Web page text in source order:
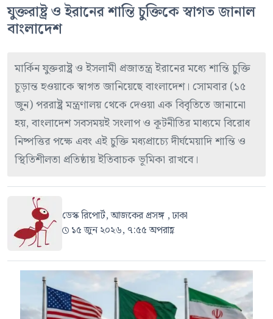
যুক্তরাষ্ট্র ও ইরানের শান্তি চুক্তিকে স্বাগত জানাল
বাংলাদেশ
মার্কিন যুক্তরাষ্ট্র ও ইসলামী প্রজাতন্ত্র ইরানের মধ্যে শান্তি চুক্তি
চূড়ান্ত হওয়াকে স্বাগত জানিয়েছে বাংলাদেশ। সোমবার (১৫
জুন) পররাষ্ট্র মন্ত্রণালয় থেকে দেওয়া এক বিবৃতিতে জানানো
হয়, বাংলাদেশ সবসময়ই সংলাপ ও কূটনীতির মাধ্যমে বিরোধ
নিষ্পত্তির পক্ষে এবং এই চুক্তি মধ্যপ্রাচ্যে দীর্ঘমেয়াদি শান্তি ও
স্থিতিশীলতা প্রতিষ্ঠায় ইতিবাচক ভূমিকা রাখবে।
ডেস্ক রিপোর্ট, আজকের প্রসঙ্গ , ঢাকা
১৫ জুন ২০২৬, ৭:৫৫ অপরাহ্ণ